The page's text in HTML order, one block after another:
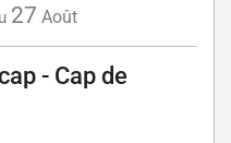
27 Août
- Cap de